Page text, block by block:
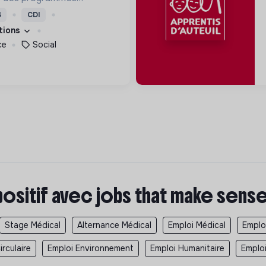
de formation et
permettre de devenir
femmes debout.
CDI
Social
avec jobs that make
Stage Médical Alternance Médical Emploi Médical
Emploi Environnement Emploi Humanitaire